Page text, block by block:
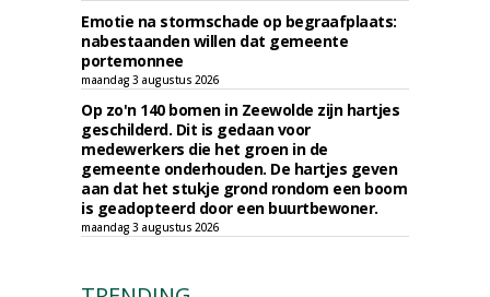
Emotie na stormschade op begraafplaats:
nabestaanden willen dat gemeente
portemonnee
maandag 3 augustus 2026
Op zo'n 140 bomen in Zeewolde zijn hartjes
geschilderd. Dit is gedaan voor
medewerkers die het groen in de
gemeente onderhouden. De hartjes geven
aan dat het stukje grond rondom een boom
is geadopteerd door een buurtbewoner.
maandag 3 augustus 2026